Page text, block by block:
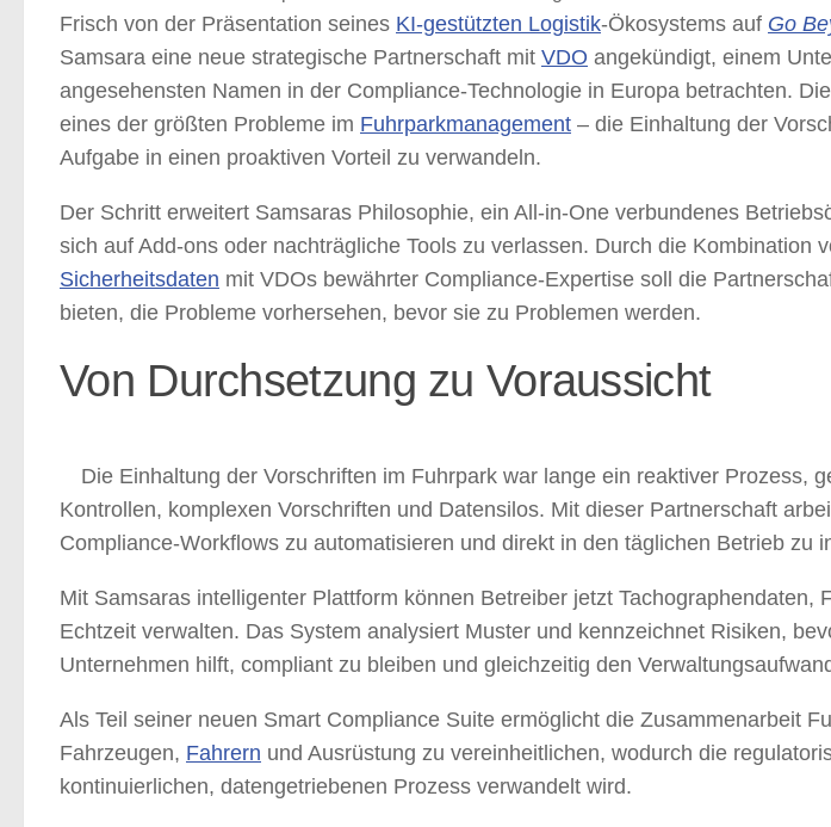
Frisch von der Präsentation seines KI-gestützten Logistik-Ökosystems auf Go
Samsara eine neue strategische Partnerschaft mit VDO angekündigt, einem
angesehensten Namen in der Compliance-Technologie in Europa betrachten.
eines der größten Probleme im Fuhrparkmanagement – die Einhaltung der
Aufgabe in einen proaktiven Vorteil zu verwandeln.
Der Schritt erweitert Samsaras Philosophie, ein All-in-One verbundenes
sich auf Add-ons oder nachträgliche Tools zu verlassen. Durch die Kombination
Sicherheitsdaten mit VDOs bewährter Compliance-Expertise soll die
bieten, die Probleme vorhersehen, bevor sie zu Problemen werden.
Von Durchsetzung zu Voraussicht
Die Einhaltung der Vorschriften im Fuhrpark war lange ein reaktiver Prozess,
Kontrollen, komplexen Vorschriften und Datensilos. Mit dieser Partnerschaft
Compliance-Workflows zu automatisieren und direkt in den täglichen Betrieb zu
Mit Samsaras intelligenter Plattform können Betreiber jetzt Tachographendaten,
Echtzeit verwalten. Das System analysiert Muster und kennzeichnet Risiken,
Unternehmen hilft, compliant zu bleiben und gleichzeitig den
Als Teil seiner neuen Smart Compliance Suite ermöglicht die Zusammenarbeit
Fahrzeugen, Fahrern und Ausrüstung zu vereinheitlichen, wodurch die
kontinuierlichen, datengetriebenen Prozess verwandelt wird.